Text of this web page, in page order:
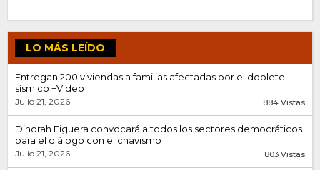
LO MÁS LEÍDO
Entregan 200 viviendas a familias afectadas por el doblete
sísmico +Video
Julio 21, 2026 884 Vistas
Dinorah Figuera convocará a todos los sectores democráticos
para el diálogo con el chavismo
Julio 21, 2026 803 Vistas